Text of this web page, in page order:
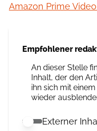
Amazon Prime
Empfohlener
An dieser Stelle
Inhalt, der den
ihn sich mit
wieder
Externer Inhalt
Externer